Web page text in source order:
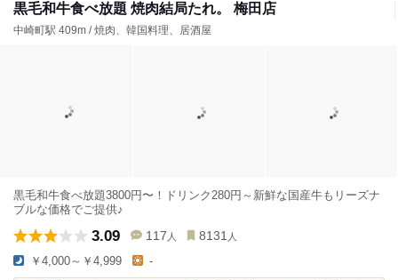
黒毛和牛食べ放題 焼肉結局たれ。 梅田店
中崎町駅 409m / 焼肉、韓国料理、居酒屋
黒毛和牛食べ放題3800円〜！ドリンク280円～新鮮な国産牛もリーズナ
ブルな価格でご提供♪
3.09 117 人 8131 人
￥4,000～￥4,999 -